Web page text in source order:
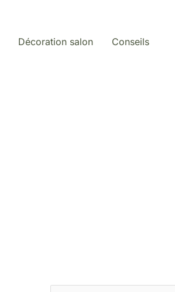
Décoration salon Conseils